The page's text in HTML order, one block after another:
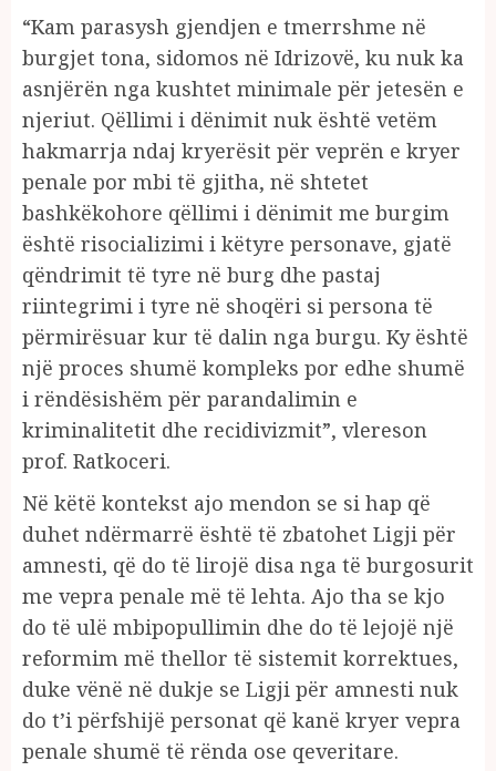
“Kam parasysh gjendjen e tmerrshme në
burgjet tona, sidomos në Idrizovë, ku nuk ka
asnjërën nga kushtet minimale për jetesën e
njeriut. Qëllimi i dënimit nuk është vetëm
hakmarrja ndaj kryerësit për veprën e kryer
penale por mbi të gjitha, në shtetet
bashkëkohore qëllimi i dënimit me burgim
është risocializimi i këtyre personave, gjatë
qëndrimit të tyre në burg dhe pastaj
riintegrimi i tyre në shoqëri si persona të
përmirësuar kur të dalin nga burgu. Ky është
një proces shumë kompleks por edhe shumë
i rëndësishëm për parandalimin e
kriminalitetit dhe recidivizmit”, vlereson
prof. Ratkoceri.
Në këtë kontekst ajo mendon se si hap që
duhet ndërmarrë është të zbatohet Ligji për
amnesti, që do të lirojë disa nga të burgosurit
me vepra penale më të lehta. Ajo tha se kjo
do të ulë mbipopullimin dhe do të lejojë një
reformim më thellor të sistemit korrektues,
duke vënë në dukje se Ligji për amnesti nuk
do t’i përfshijë personat që kanë kryer vepra
penale shumë të rënda ose qeveritare.